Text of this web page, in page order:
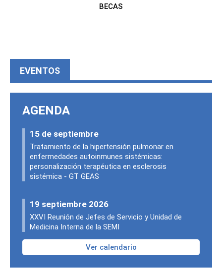
BECAS
EVENTOS
AGENDA
15 de septiembre
Tratamiento de la hipertensión pulmonar en
enfermedades autoinmunes sistémicas:
personalización terapéutica en esclerosis
sistémica - GT GEAS
19 septiembre 2026
XXVI Reunión de Jefes de Servicio y Unidad de
Medicina Interna de la SEMI
Ver calendario